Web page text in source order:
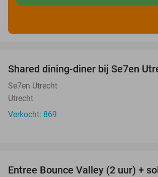
Shared dining-diner bij Se7en
Se7en Utrecht
Utrecht
Verkocht: 869
Entree Bounce Valley (2 uur) +